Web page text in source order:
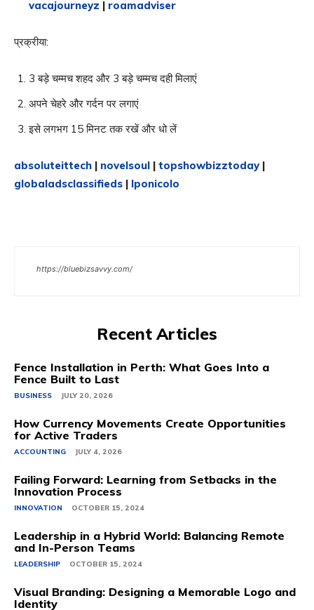
vacajourneyz | roamadviser
प्रक्रीया:
3 बड़े चम्मच शहद और 3 बड़े चम्मच दही मिलाएं
अपने चेहरे और गर्दन पर लगाएं
इसे लगभग 15 मिनट तक रखें और धो लें
absoluteittech | novelsoul | topshowbizztoday|
globaladsclassifieds | lponicolo
https://bluebizsavvy.com/
Recent Articles
Fence Installation in Perth: What Goes Into a
Fence Built to Last
BUSINESS JULY 20, 2026
How Currency Movements Create Opportunities
for Active Traders
ACCOUNTING JULY 4, 2026
Failing Forward: Learning from Setbacks in the
Innovation Process
INNOVATION OCTOBER 15, 2024
Leadership in a Hybrid World: Balancing Remote
and In-Person Teams
LEADERSHIP OCTOBER 15, 2024
Visual Branding: Designing a Memorable Logo and
Identity